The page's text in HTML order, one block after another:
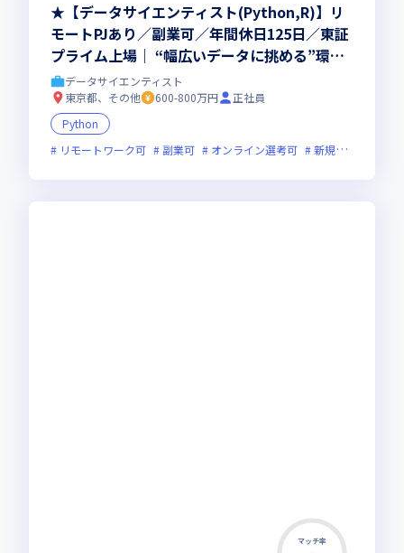
★【データサイエンティスト(Python,R)】リ
モートPJあり／副業可／年間休日125日／東証
プライム上場｜ “幅広いデータに挑める”環境
で、スキルアップ◎ワークライフバランスも抜
群で”安定×成長”の実現が可能です！
データサイエンティスト
東京都、その他
600-800万円
正社員
Python
リモートワーク可
副業可 オンライン選考可 新規立ち上げ
マッチ率